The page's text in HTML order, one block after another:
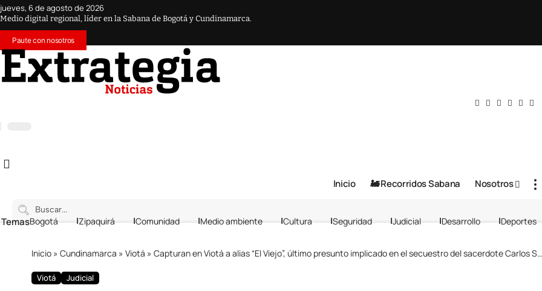
jueves, 6 de agosto de 2026
Medio digital regional, líder en la Sabana de Bogotá y Cundinamarca.
Paute con nosotros
Inicio 🚂 Recorridos Sabana Nosotros
Bogotá Zipaquirá Comunidad Medio ambiente Cultura Seguridad Judicial Desarrollo Deportes
Inicio » Cundinamarca » Viotá » Capturan en Viotá a alias “El Viejo”, último presunto implicado en el secuestro del sacerdote Carlos Saúl Jaimes
Viotá Judicial